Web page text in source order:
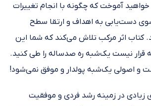
آموخت که چگونه با انجام تغییرات
دست‌یابی به اهداف و ارتقا سطح
کتاب اثر مرکب تلاش می‌کند که شما این
قرار نیست یک‌شبه ره صد‌ساله را طی کنید.
و اصولی یک‌شبه پولدار و موفق نمی‌شود!
زیادی در زمینه رشد فردی و موفقیت